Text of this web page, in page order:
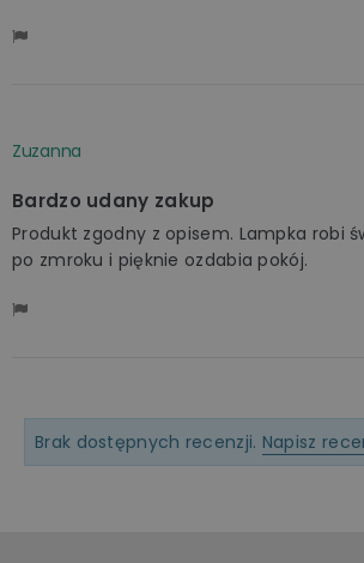
Zuzanna
Bardzo udany zakup
Produkt zgodny z opisem. Lampka robi
po zmroku i pięknie ozdabia pokój.
Brak dostępnych recenzji. Napisz